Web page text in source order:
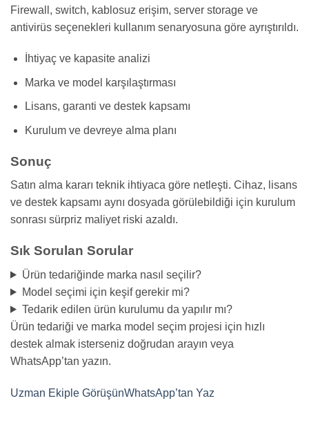
Firewall, switch, kablosuz erişim, server storage ve
antivirüs seçenekleri kullanım senaryosuna göre ayrıştırıldı.
İhtiyaç ve kapasite analizi
Marka ve model karşılaştırması
Lisans, garanti ve destek kapsamı
Kurulum ve devreye alma planı
Sonuç
Satın alma kararı teknik ihtiyaca göre netleşti. Cihaz, lisans
ve destek kapsamı aynı dosyada görülebildiği için kurulum
sonrası sürpriz maliyet riski azaldı.
Sık Sorulan Sorular
Ürün tedariğinde marka nasıl seçilir?
Model seçimi için keşif gerekir mi?
Tedarik edilen ürün kurulumu da yapılır mı?
Ürün tedariği ve marka model seçim projesi için hızlı
destek almak isterseniz doğrudan arayın veya
WhatsApp’tan yazın.
Uzman Ekiple GörüşünWhatsApp’tan Yaz